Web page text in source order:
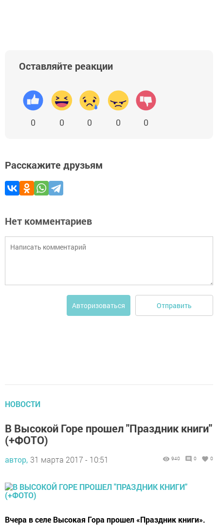
Оставляйте реакции
0 0 0 0 0
Расскажите друзьям
Нет комментариев
Авторизоваться Отправить
НОВОСТИ
В Высокой Горе прошел "Праздник книги"
(+ФОТО)
автор, 31 марта 2017 - 10:51 940 0 0
Вчера в селе Высокая Гора прошел «Праздник книги».